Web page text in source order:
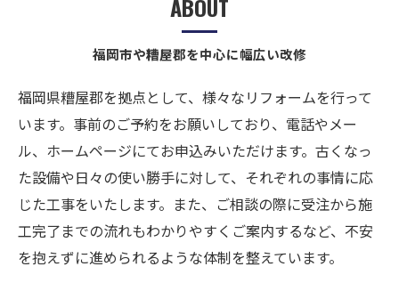
福岡市や糟屋郡を中心に幅広い改修
ABOUT
福岡県糟屋郡を拠点として、様々なリフォームを行って
います。事前のご予約をお願いしており、電話やメー
ル、ホームページにてお申込みいただけます。古くなっ
た設備や日々の使い勝手に対して、それぞれの事情に応
じた工事をいたします。また、ご相談の際に受注から施
工完了までの流れもわかりやすくご案内するなど、不安
を抱えずに進められるような体制を整えています。